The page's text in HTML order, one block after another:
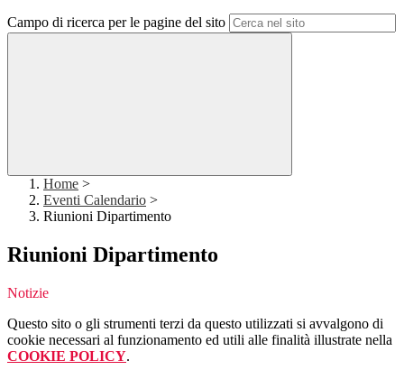
Campo di ricerca per le pagine del sito
Home >
Eventi Calendario >
Riunioni Dipartimento
Riunioni Dipartimento
Notizie
Questo sito o gli strumenti terzi da questo utilizzati si avvalgono di
cookie necessari al funzionamento ed utili alle finalità illustrate nella
COOKIE POLICY.